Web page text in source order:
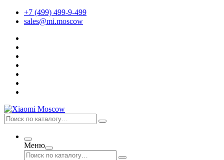
+7 (499) 499-9-499
sales@mi.moscow
Меню